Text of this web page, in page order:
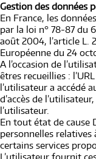
Gestion des données
En France, les
par la loi n° 78-87 du
août 2004, l’article L.
Européenne du 24
A l’occasion de
êtres recueillies :
l’utilisateur a accédé
d’accès de
l’utilisateur.
En tout état de cause
personnelles relatives
certains services